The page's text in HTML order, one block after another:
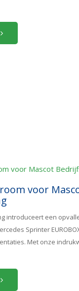
voor
introduceert een
Sprinter
Met onze